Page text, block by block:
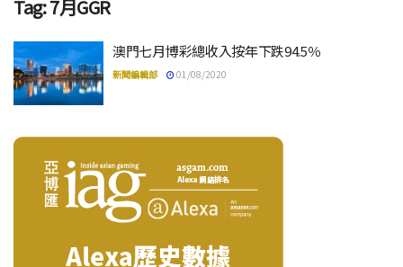
Tag:7月GGR
澳門七月博彩總收入按年下跌94.5％
新聞編輯部 01/08/2020